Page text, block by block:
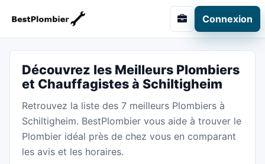
Connexion
Découvrez les Meilleurs Plombiers
et Chauffagistes à Schiltigheim
Retrouvez la liste des 7 meilleurs Plombiers à
Schiltigheim. BestPlombier vous aide à trouver le
Plombier idéal près de chez vous en comparant
les avis et les horaires.